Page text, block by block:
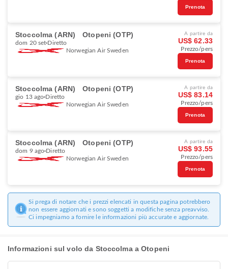
Prenota
Stoccolma (ARN) Otopeni (OTP)
dom 20 set Diretto
Norwegian Air Sweden
A partire da
US$ 62.33
Prezzo/pers
Prenota
Stoccolma (ARN) Otopeni (OTP)
gio 13 ago Diretto
Norwegian Air Sweden
A partire da
US$ 83.14
Prezzo/pers
Prenota
Stoccolma (ARN) Otopeni (OTP)
dom 9 ago Diretto
Norwegian Air Sweden
A partire da
US$ 93.55
Prezzo/pers
Prenota
Si prega di notare che i prezzi elencati in questa pagina potrebbero
non essere aggiornati e sono soggetti a modifiche senza preavviso.
Ci impegniamo a fornire le informazioni più accurate e aggiornate.
Informazioni sul volo da Stoccolma a Otopeni